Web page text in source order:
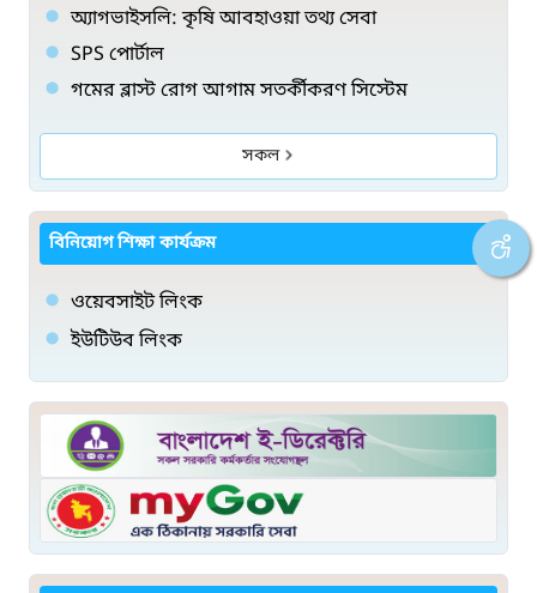
অ্যাগভাইসলি: কৃষি আবহাওয়া তথ্য সেবা
SPS পোর্টাল
গমের ব্লাস্ট রোগ আগাম সতর্কীকরণ সিস্টেম
সকল
বিনিয়োগ শিক্ষা কার্যক্রম
ওয়েবসাইট লিংক
ইউটিউব লিংক